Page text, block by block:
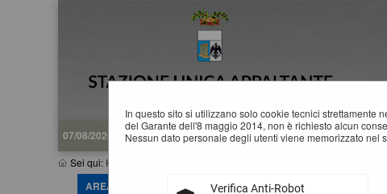
07/08/2026 10:17
Sei qui: Home
In questo sito si utilizzano solo cookie tecnici strettamente
del Garante dell'8 maggio 2014, non è richiesto alcun
Nessun dato personale degli utenti viene memorizzato nel
Verifica Anti-Robot
AREA RISERVATA OPERATORE